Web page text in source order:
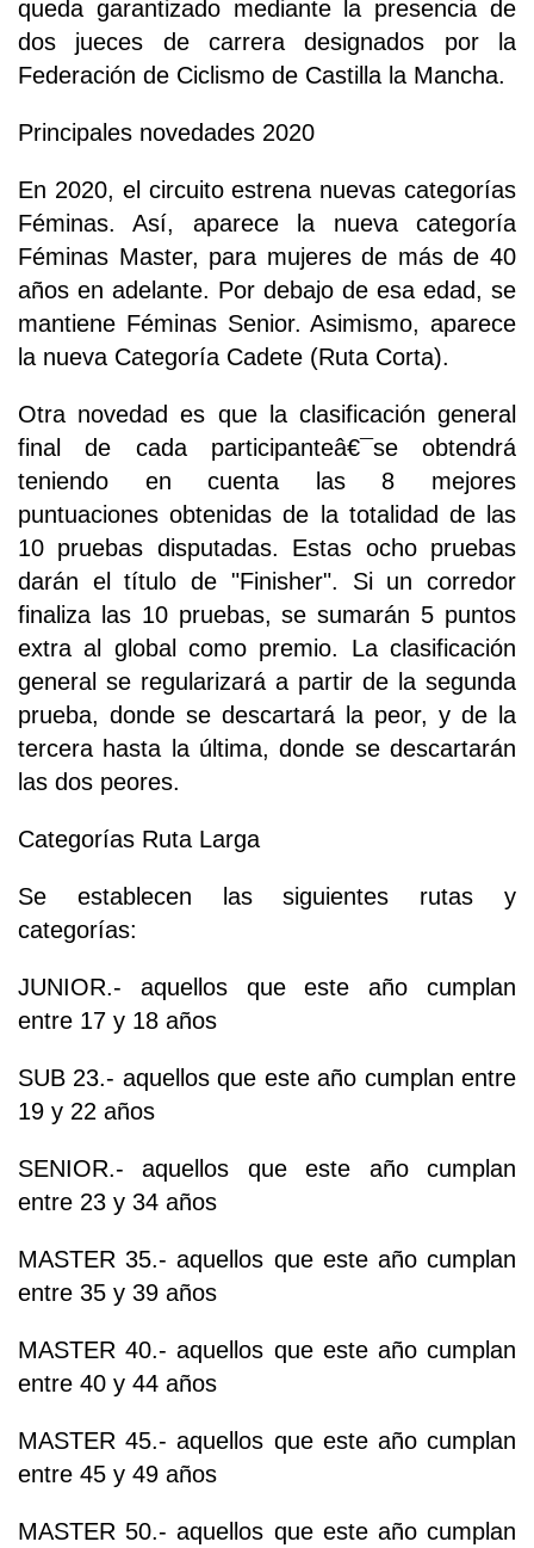
queda garantizado mediante la presencia de
dos jueces de carrera designados por la
Federación de Ciclismo de Castilla la Mancha.
Principales novedades 2020
En 2020, el circuito estrena nuevas categorías
Féminas. Así, aparece la nueva categoría
Féminas Master, para mujeres de más de 40
años en adelante. Por debajo de esa edad, se
mantiene Féminas Senior. Asimismo, aparece
la nueva Categoría Cadete (Ruta Corta).
Otra novedad es que la clasificación general
final de cada participanteâ€¯se obtendrá
teniendo en cuenta las 8 mejores
puntuaciones obtenidas de la totalidad de las
10 pruebas disputadas. Estas ocho pruebas
darán el título de "Finisher". Si un corredor
finaliza las 10 pruebas, se sumarán 5 puntos
extra al global como premio. La clasificación
general se regularizará a partir de la segunda
prueba, donde se descartará la peor, y de la
tercera hasta la última, donde se descartarán
las dos peores.
Categorías Ruta Larga
Se establecen las siguientes rutas y
categorías:
JUNIOR.- aquellos que este año cumplan
entre 17 y 18 años
SUB 23.- aquellos que este año cumplan entre
19 y 22 años
SENIOR.- aquellos que este año cumplan
entre 23 y 34 años
MASTER 35.- aquellos que este año cumplan
entre 35 y 39 años
MASTER 40.- aquellos que este año cumplan
entre 40 y 44 años
MASTER 45.- aquellos que este año cumplan
entre 45 y 49 años
MASTER 50.- aquellos que este año cumplan